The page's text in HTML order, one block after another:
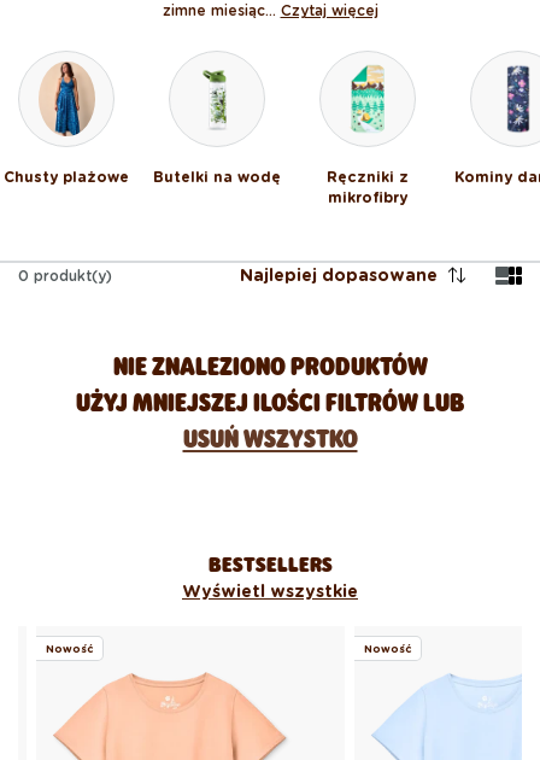
zimne miesiąc... Czytaj więcej
Chusty plażowe Butelki na wodę
Ręczniki z
mikrofibry
Kominy
0 produkt(y) Najlepiej dopasowane
NIE ZNALEZIONO PRODUKTÓW
UŻYJ MNIEJSZEJ ILOŚCI FILTRÓW LUB
USUŃ WSZYSTKO
BESTSELLERS
Wyświetl wszystkie